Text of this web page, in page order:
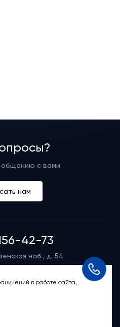
с вами
нам
42-73
наб., д. 54
– 21:00в работе сайта,